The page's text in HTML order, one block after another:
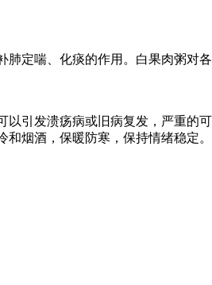
定喘、化痰的作用。白果肉粥对各
引发溃疡病或旧病复发，严重的
和烟酒，保暖防寒，保持情绪稳定